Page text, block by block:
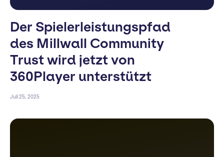
Der Spielerleistungspfad
des Millwall Community
Trust wird jetzt von
360Player unterstützt
Juli 25, 2025